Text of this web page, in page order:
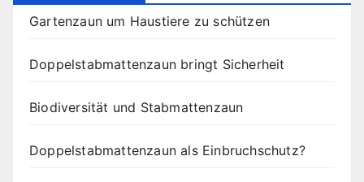
Gartenzaun um Haustiere zu schützen
Doppelstabmattenzaun bringt Sicherheit
Biodiversität und Stabmattenzaun
Doppelstabmattenzaun als Einbruchschutz?